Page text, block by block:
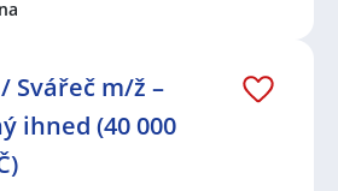
Svářeč m/ž –
ihned (40 000